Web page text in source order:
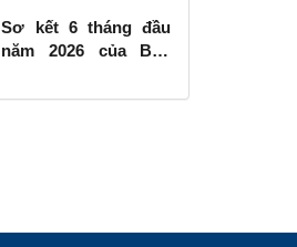
phát triển kinh tế có
vốn đầu tư nước
Sơ kết 6 tháng đầu
năm 2026 của Ban
các công trình, dự án